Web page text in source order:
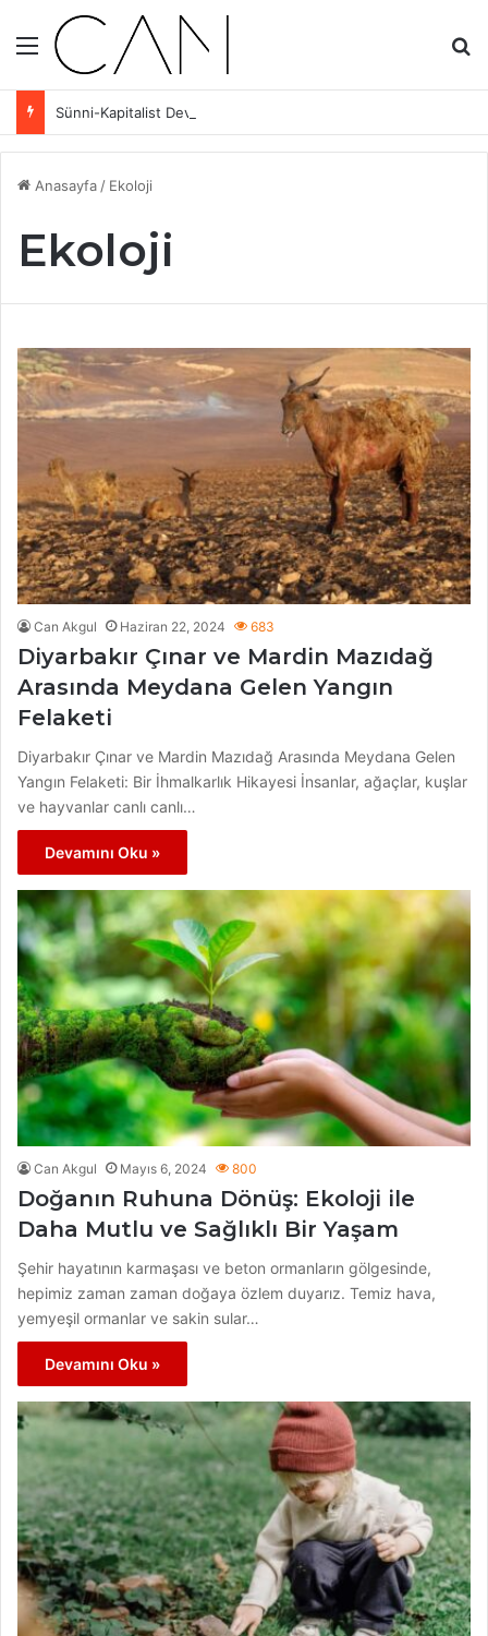
Menü
Anasayfa/ Ekoloji
Ekoloji
Can Akgul Haziran 22, 2024 683
Diyarbakır Çınar ve Mardin Mazıdağ
Arasında Meydana Gelen Yangın
Felaketi
Diyarbakır Çınar ve Mardin Mazıdağ Arasında Meydana Gelen
Yangın Felaketi: Bir İhmalkarlık Hikayesi İnsanlar, ağaçlar, kuşlar
ve hayvanlar canlı canlı…
Devamını Oku »
Can Akgul Mayıs 6, 2024 800
Doğanın Ruhuna Dönüş: Ekoloji ile
Daha Mutlu ve Sağlıklı Bir Yaşam
Şehir hayatının karmaşası ve beton ormanların gölgesinde,
hepimiz zaman zaman doğaya özlem duyarız. Temiz hava,
yemyeşil ormanlar ve sakin sular…
Devamını Oku »